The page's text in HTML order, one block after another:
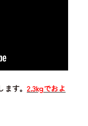
す。 2.3kgでおよ